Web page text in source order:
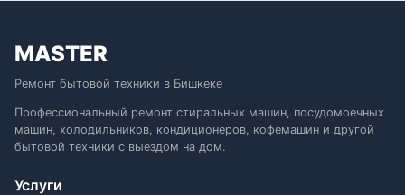
MASTER
Ремонт бытовой техники в Бишкеке
Профессиональный ремонт стиральных машин, посудомоечных
машин, холодильников, кондиционеров, кофемашин и другой
бытовой техники с выездом на дом.
Услуги